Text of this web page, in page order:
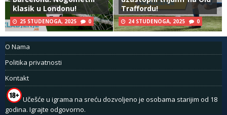
klasik u Londonu!
25 STUDENOGA, 2025 0
Traffordu!
24 STUDENOGA, 2025 0
O Nama
Politika privatnosti
Kontakt
Učešće u igrama na sreću dozvoljeno je osobama starijim od 18
godina. Igrajte odgovorno.